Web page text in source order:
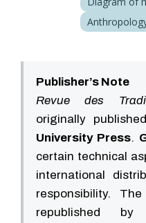
Publisher’s Note
Revue des
originally
University Press.
certain technical
international
responsibility.
republished